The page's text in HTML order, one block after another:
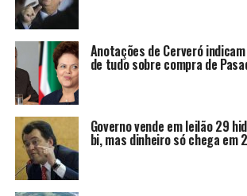
Anotações de Cerveró
de tudo sobre compra de
Governo vende em leilão 29
bi, mas dinheiro só chega em